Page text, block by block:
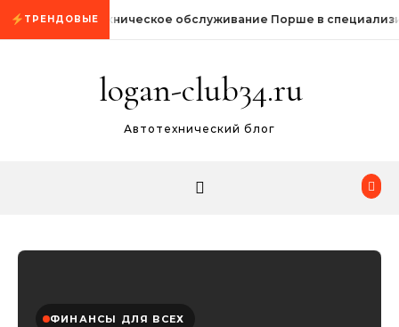
Промотать к содержимому
ТРЕНДОВЫЕТехническое обслуживание Порше в
logan-club34.ru
Автотехнический блог
ФИНАНСЫ ДЛЯ ВСЕХ